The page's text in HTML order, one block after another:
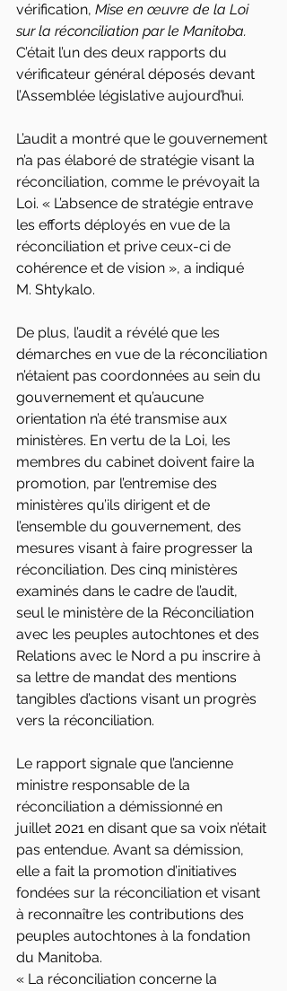
vérification, Mise en œuvre de la Loi
sur la réconciliation par le Manitoba.
C’était l’un des deux rapports du
vérificateur général déposés devant
l’Assemblée législative aujourd’hui.
L’audit a montré que le gouvernement
n’a pas élaboré de stratégie visant la
réconciliation, comme le prévoyait la
Loi. « L’absence de stratégie entrave
les efforts déployés en vue de la
réconciliation et prive ceux-ci de
cohérence et de vision », a indiqué
M. Shtykalo.
De plus, l’audit a révélé que les
démarches en vue de la réconciliation
n’étaient pas coordonnées au sein du
gouvernement et qu’aucune
orientation n’a été transmise aux
ministères. En vertu de la Loi, les
membres du cabinet doivent faire la
promotion, par l’entremise des
ministères qu’ils dirigent et de
l’ensemble du gouvernement, des
mesures visant à faire progresser la
réconciliation. Des cinq ministères
examinés dans le cadre de l’audit,
seul le ministère de la Réconciliation
avec les peuples autochtones et des
Relations avec le Nord a pu inscrire à
sa lettre de mandat des mentions
tangibles d’actions visant un progrès
vers la réconciliation.
Le rapport signale que l’ancienne
ministre responsable de la
réconciliation a démissionné en
juillet 2021 en disant que sa voix n’était
pas entendue. Avant sa démission,
elle a fait la promotion d’initiatives
fondées sur la réconciliation et visant
à reconnaître les contributions des
peuples autochtones à la fondation
du Manitoba.
« La réconciliation concerne la